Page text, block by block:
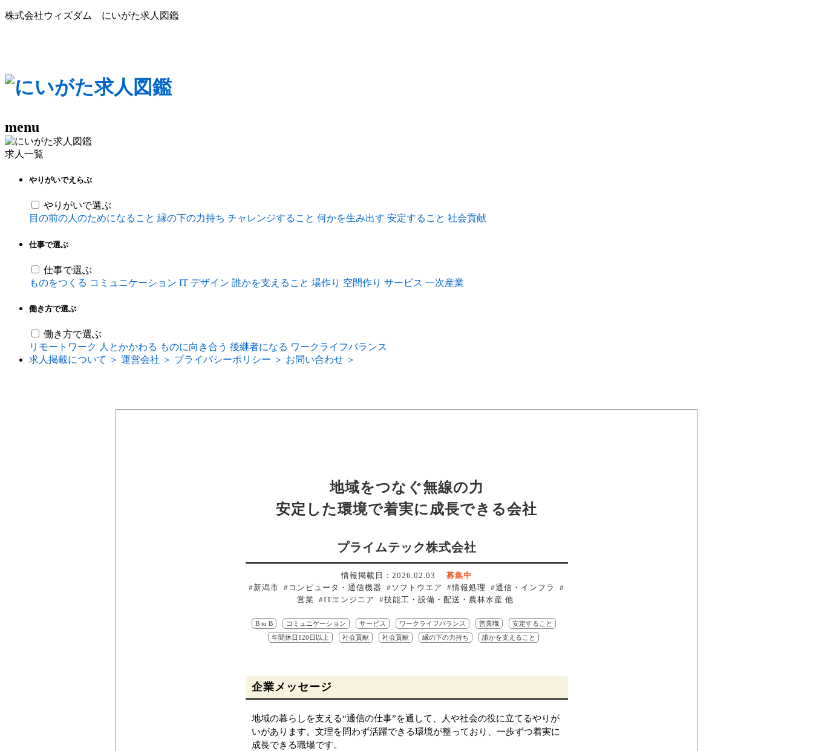
株式会社ウィズダム にいがた求人図鑑
menu
求人一覧
やりがいでえらぶ
やりがいで選ぶ
目の前の人のためになること 縁の下の力持ち チャレンジすること 何かを生み出す 安定すること 社会貢献
仕事で選ぶ
仕事で選ぶ
ものをつくる コミュニケーション IT デザイン 誰かを支えること 場作り 空間作り サービス 一次産業
働き方で選ぶ
働き方で選ぶ
リモートワーク 人とかかわる ものに向き合う 後継者になる ワークライフバランス
求人掲載について ＞ 運営会社 ＞ プライバシーポリシー ＞ お問い合わせ ＞
地域をつなぐ無線の力
安定した環境で着実に成長できる会社
プライムテック株式会社
情報掲載日：2026.02.03 募集中
#新潟市 #コンピュータ・通信機器 #ソフトウエア #情報処理 #通信・インフラ #
営業 #ITエンジニア #技能工・設備・配送・農林水産 他
B to B コミュニケーション サービス ワークライフバランス 営業職
安定すること
年間休日120日以上
社会貢献 社会貢献 縁の下の力持ち 誰かを支えること
企業メッセージ
地域の暮らしを支える“通信の仕事”を通して、人や社会の役に立てるやりが
いがあります。文理を問わず活躍できる環境が整っており、一歩ずつ着実に
成長できる職場です。